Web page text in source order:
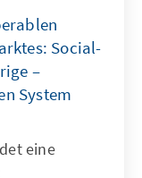
Social-
–
System
eine